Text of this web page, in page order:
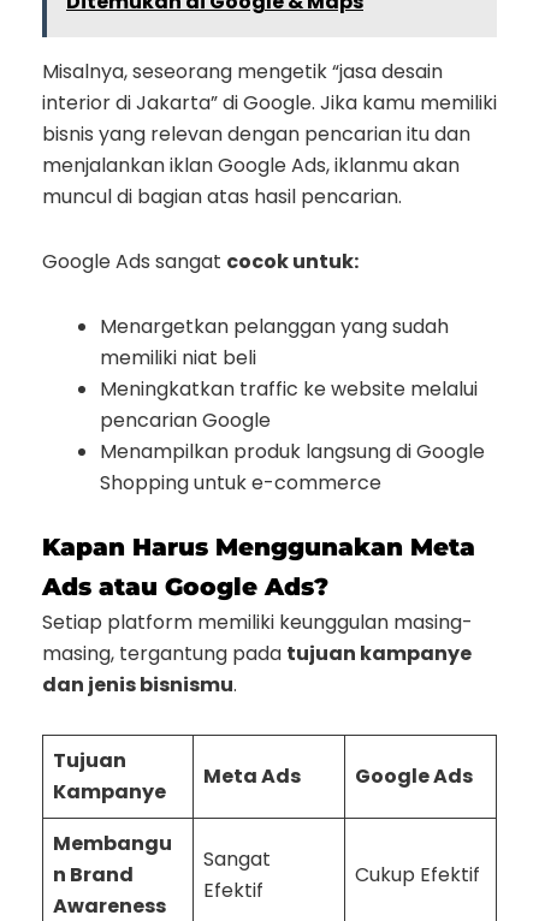
Misalnya, seseorang mengetik “jasa desain
interior di Jakarta” di Google. Jika kamu memiliki
bisnis yang relevan dengan pencarian itu dan
menjalankan iklan Google Ads, iklanmu akan
muncul di bagian atas hasil pencarian.
Google Ads sangat cocok untuk:
Menargetkan pelanggan yang sudah
memiliki niat beli
Meningkatkan traffic ke website melalui
pencarian Google
Menampilkan produk langsung di Google
Shopping untuk e-commerce
Kapan Harus Menggunakan Meta
Ads atau Google Ads?
Setiap platform memiliki keunggulan masing-
masing, tergantung pada tujuan kampanye
dan jenis bisnismu.
Tujuan
Kampanye
Meta Ads Google Ads
Membangu
n Brand
Awareness
Sangat
Efektif
Cukup Efektif